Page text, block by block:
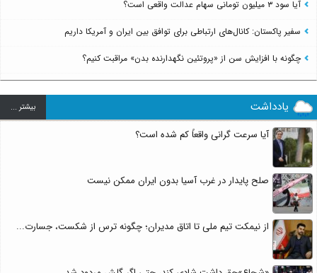
آیا سود ۳ میلیون تومانی سهام عدالت واقعی است؟
سفیر پاکستان: کانال‌های ارتباطی برای توافق بین ایران و آمریکا داریم
چگونه با افزایش سن از «پروتئین نگهدارنده بدن» مراقبت کنیم؟
یادداشت بيشتر ...
آیا سرعت گرانی واقعاً کم شده است؟
صلح پایدار در غرب آسیا بدون ایران ممکن نیست
از نیمکت تیم ملی تا اتاق مدیران؛ چگونه ترس از شکست، جسارت...